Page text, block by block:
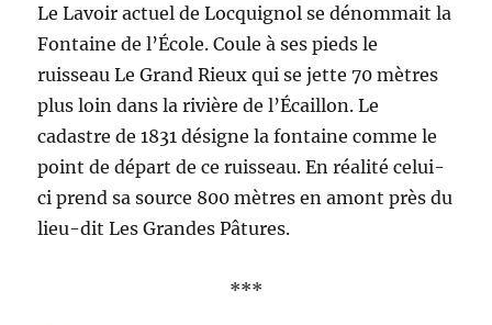
Le Lavoir actuel de Locquignol se dénommait la
Fontaine de l’École. Coule à ses pieds le
ruisseau Le Grand Rieux qui se jette 70 mètres
plus loin dans la rivière de l’Écaillon. Le
cadastre de 1831 désigne la fontaine comme le
point de départ de ce ruisseau. En réalité celui-
ci prend sa source 800 mètres en amont près du
lieu-dit Les Grandes Pâtures.
***